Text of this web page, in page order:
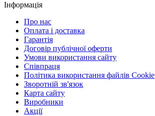
Інформація
Про нас
Оплата і доставка
Гарантія
Договір публічної оферти
Умови використання сайту
Співпраця
Політика використання файлів Cookie
Зворотній зв'язок
Карта сайту
Виробники
Акції